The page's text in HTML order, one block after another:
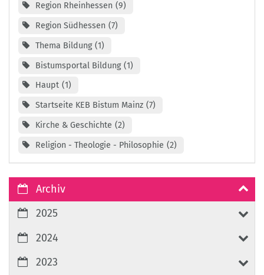
Region Rheinhessen
9
Region Südhessen
7
Thema Bildung
1
Bistumsportal Bildung
1
Haupt
1
Startseite KEB Bistum Mainz
7
Kirche & Geschichte
2
Religion - Theologie - Philosophie
2
Archiv
2025
2024
2023